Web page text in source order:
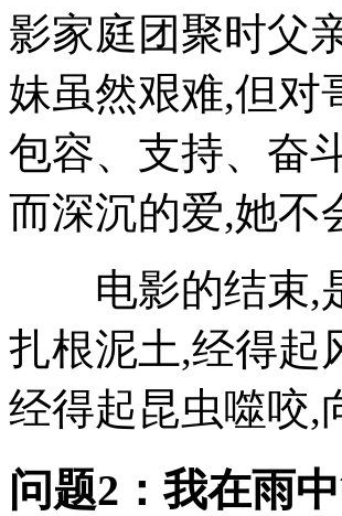
影家庭团聚时父
妹虽然艰难,但对
包容、支持、奋
而深沉的爱,她不
电影的结束,是
扎根泥土,经得起
经得起昆虫噬咬,
问题2：我在雨